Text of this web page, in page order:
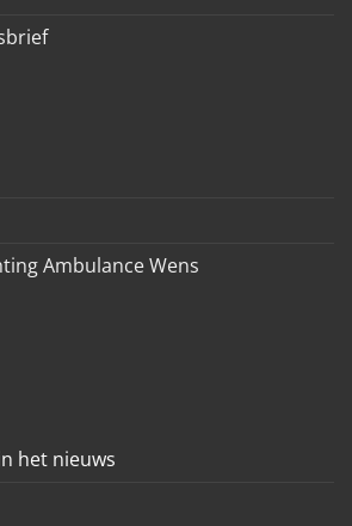
Ambulance Wens
het nieuws